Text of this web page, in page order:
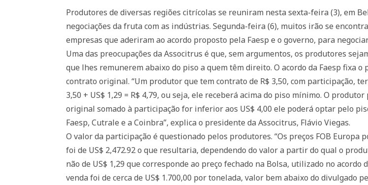
Produtores de diversas regiões citrícolas se reuniram nesta sexta-feira (3), em
negociações da fruta com as indústrias. Segunda-feira (6), muitos irão se
empresas que aderiram ao acordo proposto pela Faesp e o governo, para
Uma das preocupações da Associtrus é que, sem argumentos, os produtores
que lhes remunerem abaixo do piso a quem têm direito. O acordo da Faesp fixa
contrato original. “Um produtor que tem contrato de R$ 3,50, com participação,
3,50 + US$ 1,29 = R$ 4,79, ou seja, ele receberá acima do piso mínimo. O
original somado à participação for inferior aos US$ 4,00 ele poderá optar pelo
Faesp, Cutrale e a Coinbra”, explica o presidente da Associtrus, Flávio Viegas.
O valor da participação é questionado pelos produtores. “Os preços FOB
foi de US$ 2,472.92 o que resultaria, dependendo do valor a partir do qual o
não de US$ 1,29 que corresponde ao preço fechado na Bolsa, utilizado no
venda foi de cerca de US$ 1.700,00 por tonelada, valor bem abaixo do divulgado